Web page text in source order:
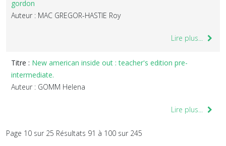
gordon
Auteur : MAC GREGOR-HASTIE Roy
Lire plus...
Titre : New american inside out : teacher's edition pre-
intermediate.
Auteur : GOMM Helena
Lire plus...
Page 10 sur 25 Résultats 91 à 100 sur 245